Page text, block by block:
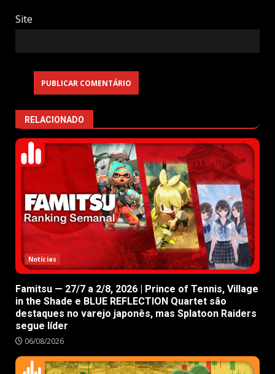
Site
RELACIONADO
Notícias
Famitsu — 27/7 a 2/8, 2026 | Prince of Tennis, Village
in the Shade e BLUE REFLECTION Quartet são
destaques no varejo japonês, mas Splatoon Raiders
segue líder
06/08/2026